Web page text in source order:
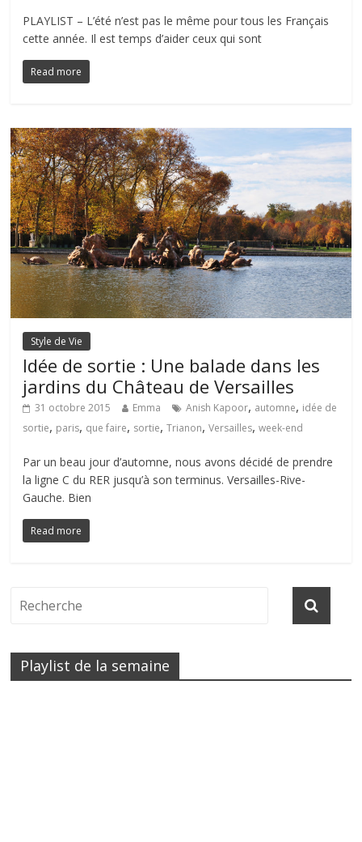
PLAYLIST – L’été n’est pas le même pour tous les Français
cette année. Il est temps d’aider ceux qui sont
Read more
Style de Vie
Idée de sortie : Une balade dans les
jardins du Château de Versailles
31 octobre 2015 Emma Anish Kapoor, automne, idée de
sortie, paris, que faire, sortie,Trianon,Versailles,week-end
Par un beau jour d’automne, nous avons décidé de prendre
la ligne C du RER jusqu’à son terminus. Versailles-Rive-
Gauche. Bien
Read more
Playlist de la semaine